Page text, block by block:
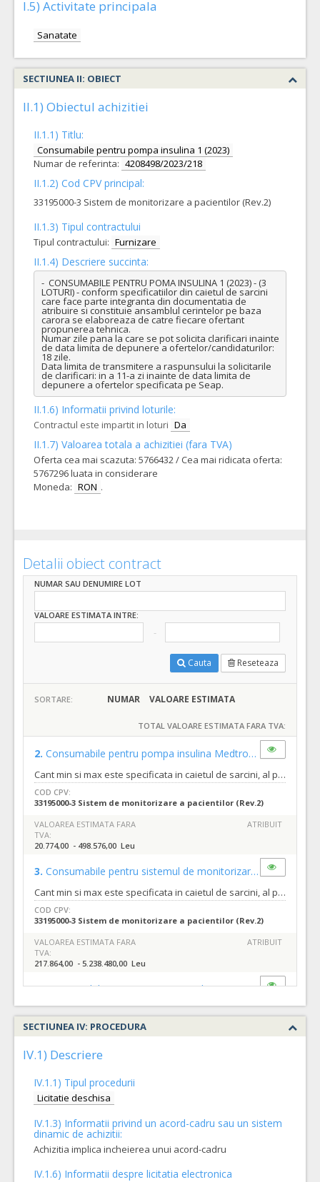
I.5) Activitate principala
Sanatate
SECTIUNEA II: OBIECT
II.1) Obiectul achizitiei
II.1.1) Titlu:
Consumabile pentru pompa insulina 1 (2023)
Numar de referinta: 4208498/2023/218
II.1.2) Cod CPV principal:
33195000-3 Sistem de monitorizare a pacientilor (Rev.2)
II.1.3) Tipul contractului
Tipul contractului: Furnizare
II.1.4) Descriere succinta:
-  CONSUMABILE PENTRU POMA INSULINA 1 (2023) - (3
LOTURI) - conform specificatiilor din caietul de sarcini
care face parte integranta din documentatia de
atribuire si constituie ansamblul cerintelor pe baza
carora se elaboreaza de catre fiecare ofertant
propunerea tehnica.
Numar zile pana la care se pot solicita clarificari inainte
de data limita de depunere a ofertelor/candidaturilor:
18 zile.
Data limita de transmitere a raspunsului la solicitarile
de clarificari: in a 11-a zi inainte de data limita de
depunere a ofertelor specificata pe Seap.
II.1.6) Informatii privind loturile:
Contractul este impartit in loturi Da
II.1.7) Valoarea totala a achizitiei (fara TVA)
Oferta cea mai scazuta: 5766432 / Cea mai ridicata oferta:
5767296 luata in considerare
Moneda: RON .
Detalii obiect contract
NUMAR SAU DENUMIRE LOT
VALOARE ESTIMATA INTRE:
Cauta Reseteaza
SORTARE: NUMAR VALOARE ESTIMATA
TOTAL VALOARE ESTIMATA FARA TVA:
2. Consumabile pentru pompa insulina Medtronic (LOT-0002)
Cant min si max este specificata in caietul de sarcini, al prezentei documentatii.
COD CPV:
33195000-3 Sistem de monitorizare a pacientilor (Rev.2)
VALOAREA ESTIMATA FARA
TVA:
20.774,00 - 498.576,00 Leu
ATRIBUIT
3. Consumabile pentru sistemul de monitorizare continua a glicemiei
Cant min si max este specificata in caietul de sarcini, al prezentei documentatii.
COD CPV:
33195000-3 Sistem de monitorizare a pacientilor (Rev.2)
VALOAREA ESTIMATA FARA
TVA:
217.864,00 - 5.238.480,00 Leu
ATRIBUIT
1. Consumabile pentru pomapa insulina Accu Check (LOT-
Cant min si max este specificata in caietul de sarcini, al prezentei documentatii.
COD CPV:
33195000-3 Sistem de monitorizare a pacientilor (Rev.2)
VALOAREA ESTIMATA FARA
1.260,30 - 30.247,20 Leu
SECTIUNEA IV: PROCEDURA
IV.1) Descriere
IV.1.1) Tipul procedurii
Licitatie deschisa
IV.1.3) Informatii privind un acord-cadru sau un sistem
dinamic de achizitii:
Achizitia implica incheierea unui acord-cadru
IV.1.6) Informatii despre licitatia electronica